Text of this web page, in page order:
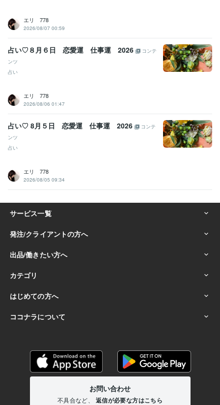
エリ 778
2026/08/07 00:59
占い♡８月６日 恋愛運 仕事運 2026
コンテ
ンツ
占い
エリ 778
2026/08/06 01:47
占い♡ 8月５日 恋愛運 仕事運 2026
コンテ
ンツ
占い
エリ 778
2026/08/05 09:34